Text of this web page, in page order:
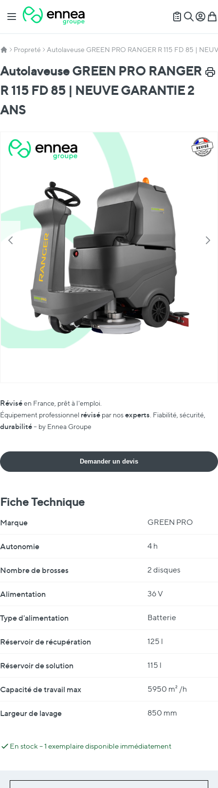
Allez au contenu
Basculer la navigation
Mon
Propreté Autolaveuse GREEN PRO RANGER R 115 FD 85 |
Autolaveuse GREEN PRO RANGER
R 115 FD 85 | NEUVE GARANTIE 2
ANS
Réviséen France, prêt à l'emploi.
Équipement professionnel révisé par nosexperts . Fiabilité, sécurité,
durabilité– by Ennea Groupe
Demander un devis
Fiche Technique
Marque GREEN PRO
Autonomie 4 h
Nombre de brosses 2 disques
Alimentation 36 V
Type d'alimentation Batterie
Réservoir de récupération 125 l
Réservoir de solution 115 l
Capacité de travail max 5950 m² /h
Largeur de lavage 850 mm
En stock – 1 exemplaire disponible immédiatement